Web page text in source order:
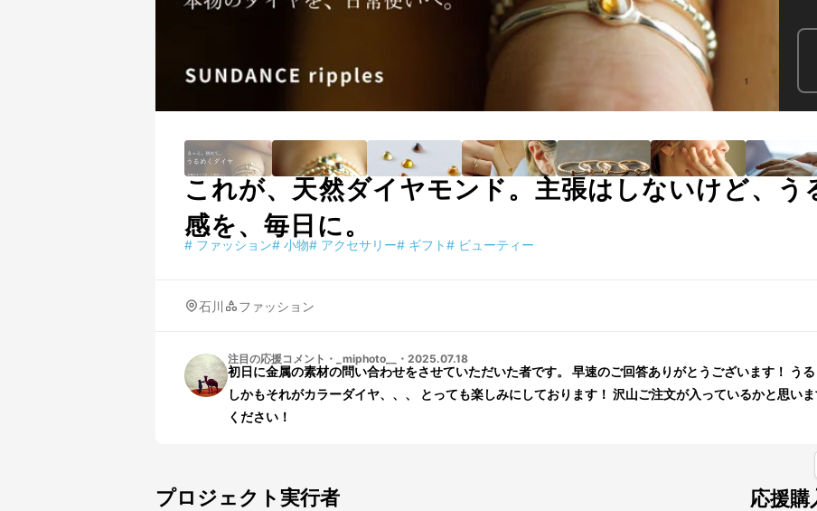
これが、天然ダイヤモンド。主張はしないけど、う
感を、毎日に。
# ファッション# 小物# アクセサリー# ギフト# ビューティー
石川 ファッション
注目の応援コメント ・ _miphoto__ ・ 2025.07.18
初日に金属の素材の問い合わせをさせていただいた者です。 早速のご回答ありがとうございます！ うるうるカボションカットの石が好きで、
しかもそれがカラーダイヤ、、、 とっても楽しみにしております！ 沢山ご注文が入っているかと思い
ください！
プロジェクト実行者 応援購